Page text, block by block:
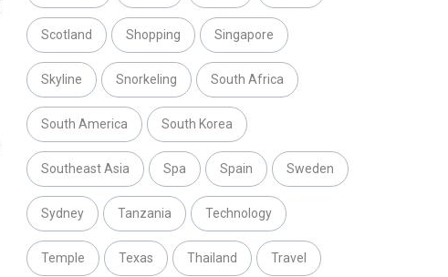
Scotland Shopping Singapore
Skyline Snorkeling South Africa
South America South Korea
Southeast Asia Spa Spain Sweden
Sydney Tanzania Technology
Temple Texas Thailand Travel